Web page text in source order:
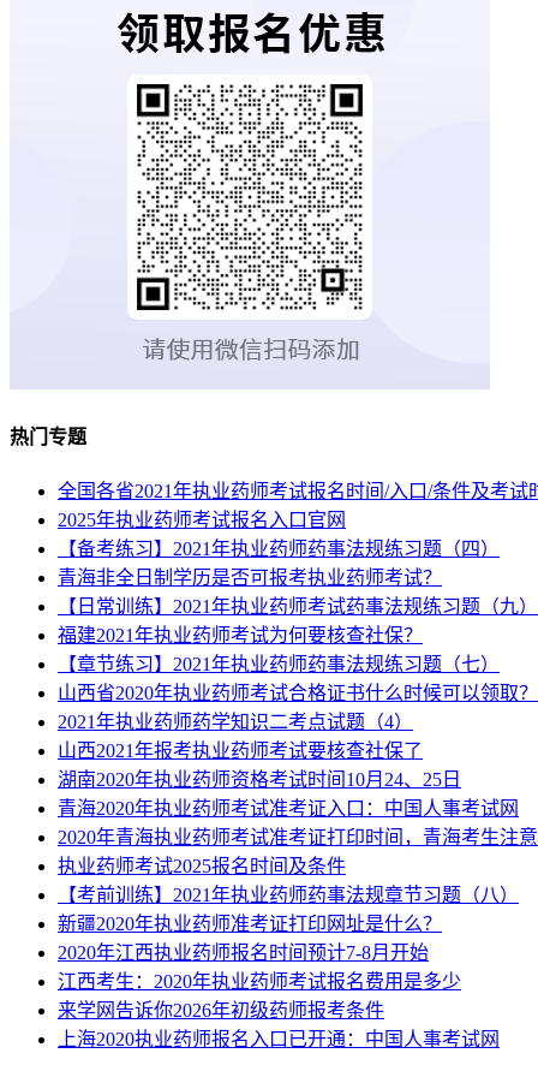
热门专题
全国各省2021年执业药师考试报名时间/入口/条件及考试
2025年执业药师考试报名入口官网
【备考练习】2021年执业药师药事法规练习题（四）
青海非全日制学历是否可报考执业药师考试？
【日常训练】2021年执业药师考试药事法规练习题（九）
福建2021年执业药师考试为何要核查社保？
【章节练习】2021年执业药师药事法规练习题（七）
山西省2020年执业药师考试合格证书什么时候可以领取？
2021年执业药师药学知识二考点试题（4）
山西2021年报考执业药师考试要核查社保了
湖南2020年执业药师资格考试时间10月24、25日
青海2020年执业药师考试准考证入口：中国人事考试网
2020年青海执业药师考试准考证打印时间，青海考生注
执业药师考试2025报名时间及条件
【考前训练】2021年执业药师药事法规章节习题（八）
新疆2020年执业药师准考证打印网址是什么？
2020年江西执业药师报名时间预计7-8月开始
江西考生：2020年执业药师考试报名费用是多少
来学网告诉你2026年初级药师报考条件
上海2020执业药师报名入口已开通：中国人事考试网